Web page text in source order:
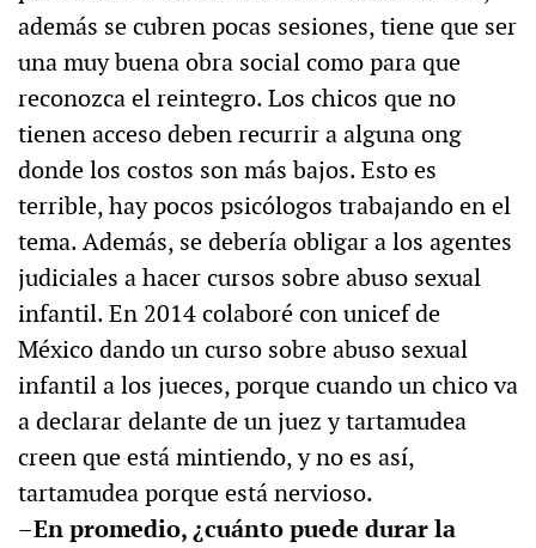
además se cubren pocas sesiones, tiene que ser
una muy buena obra social como para que
reconozca el reintegro. Los chicos que no
tienen acceso deben recurrir a alguna ong
donde los costos son más bajos. Esto es
terrible, hay pocos psicólogos trabajando en el
tema. Además, se debería obligar a los agentes
judiciales a hacer cursos sobre abuso sexual
infantil. En 2014 colaboré con unicef de
México dando un curso sobre abuso sexual
infantil a los jueces, porque cuando un chico va
a declarar delante de un juez y tartamudea
creen que está mintiendo, y no es así,
tartamudea porque está nervioso.
–En promedio, ¿cuánto puede durar la